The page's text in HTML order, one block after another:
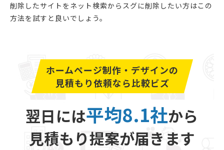
削除したサイトをネット検索からスグに削除したい方はこの
方法を試すと良いでしょう。
ホームページ制作・デザインの
見積もり依頼なら比較ビズ
翌日には平均8.1社から
見積もり提案が届きます